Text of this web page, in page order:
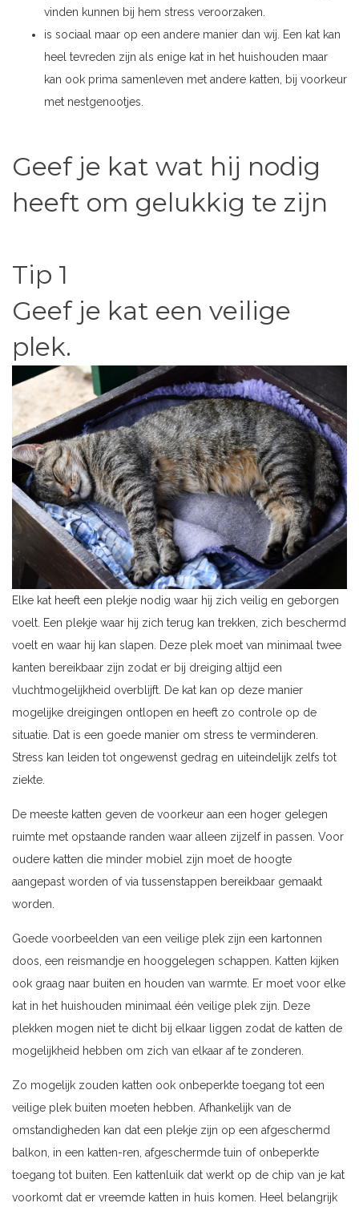
vinden kunnen bij hem stress veroorzaken.
is sociaal maar op een andere manier dan wij. Een kat kan
heel tevreden zijn als enige kat in het huishouden maar
kan ook prima samenleven met andere katten, bij voorkeur
met nestgenootjes.
Geef je kat wat hij nodig
heeft om gelukkig te zijn
Tip 1
Geef je kat een veilige
plek.
Elke kat heeft een plekje nodig waar hij zich veilig en geborgen
voelt. Een plekje waar hij zich terug kan trekken, zich beschermd
voelt en waar hij kan slapen. Deze plek moet van minimaal twee
kanten bereikbaar zijn zodat er bij dreiging altijd een
vluchtmogelijkheid overblijft. De kat kan op deze manier
mogelijke dreigingen ontlopen en heeft zo controle op de
situatie. Dat is een goede manier om stress te verminderen.
Stress kan leiden tot ongewenst gedrag en uiteindelijk zelfs tot
ziekte.
De meeste katten geven de voorkeur aan een hoger gelegen
ruimte met opstaande randen waar alleen zijzelf in passen. Voor
oudere katten die minder mobiel zijn moet de hoogte
aangepast worden of via tussenstappen bereikbaar gemaakt
worden.
Goede voorbeelden van een veilige plek zijn een kartonnen
doos, een reismandje en hooggelegen schappen. Katten kijken
ook graag naar buiten en houden van warmte. Er moet voor elke
kat in het huishouden minimaal één veilige plek zijn. Deze
plekken mogen niet te dicht bij elkaar liggen zodat de katten de
mogelijkheid hebben om zich van elkaar af te zonderen.
Zo mogelijk zouden katten ook onbeperkte toegang tot een
veilige plek buiten moeten hebben. Afhankelijk van de
omstandigheden kan dat een plekje zijn op een afgeschermd
balkon, in een katten-ren, afgeschermde tuin of onbeperkte
toegang tot buiten. Een kattenluik dat werkt op de chip van je kat
voorkomt dat er vreemde katten in huis komen. Heel belangrijk